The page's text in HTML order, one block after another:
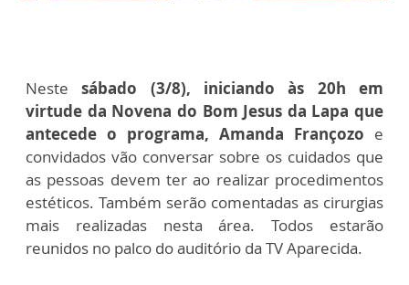
Nestesábado (3/8), iniciando às 20h em
virtude da Novena do Bom Jesus da Lapa que
antecede o programa, Amanda Françozo e
convidados vão conversar sobre os cuidados que
as pessoas devem ter ao realizar procedimentos
estéticos. Também serão comentadas as cirurgias
mais realizadas nesta área. Todos estarão
reunidos no palco do auditório da TV Aparecida.